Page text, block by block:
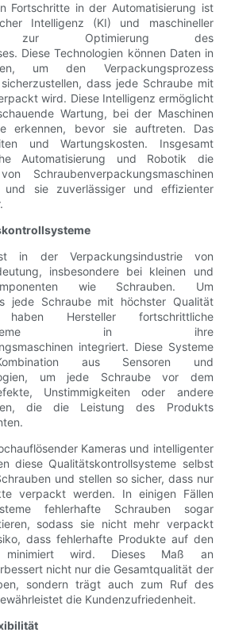
Fortschritte in der Automatisierung ist
Intelligenz (KI) und maschineller
zur Optimierung des
Diese Technologien können Daten in
um den Verpackungsprozess
dass jede Schraube mit
wird. Diese Intelligenz ermöglicht
Wartung, bei der Maschinen
erkennen, bevor sie auftreten. Das
und Wartungskosten. Insgesamt
Automatisierung und Robotik die
Schraubenverpackungsmaschinen
und sie zuverlässiger und effizienter
in der Verpackungsindustrie von
insbesondere bei kleinen und
wie Schrauben. Um
jede Schraube mit höchster Qualität
Hersteller fortschrittliche
in ihre
integriert. Diese Systeme
aus Sensoren und
um jede Schraube vor dem
Unstimmigkeiten oder andere
die die Leistung des Produkts
Kameras und intelligenter
diese Qualitätskontrollsysteme selbst
und stellen so sicher, dass nur
verpackt werden. In einigen Fällen
fehlerhafte Schrauben sogar
sodass sie nicht mehr verpackt
dass fehlerhafte Produkte auf den
minimiert wird. Dieses Maß an
nicht nur die Gesamtqualität der
sondern trägt auch zum Ruf des
die Kundenzufriedenheit.